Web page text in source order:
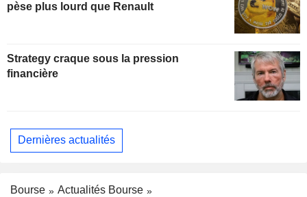
pèse plus lourd que Renault
Strategy craque sous la pression
financière
Dernières actualités
Bourse
Actualités Bourse